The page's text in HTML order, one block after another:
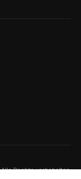
Alle Rechte vorbehalten.